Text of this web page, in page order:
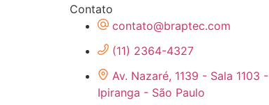
Contato
contato@braptec.com
(11) 2364-4327
Av. Nazaré, 1139 - Sala 1103 -
Ipiranga - São Paulo